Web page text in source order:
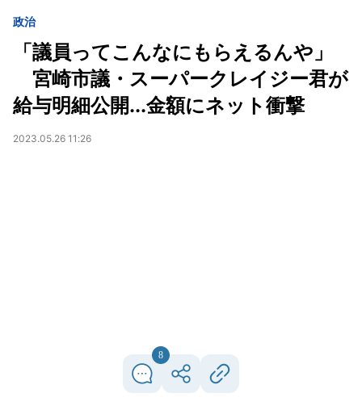
政治
「議員ってこんなにもらえるんや」
宮崎市議・スーパークレイジー君が
給与明細公開...金額にネット衝撃
2023.05.26 11:26
8